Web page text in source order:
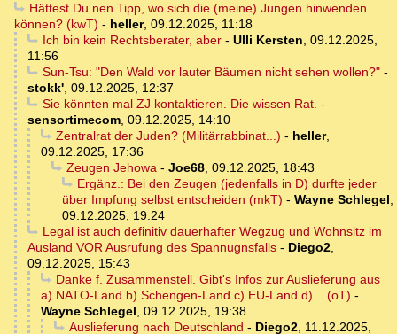
Hättest Du nen Tipp, wo sich die (meine) Jungen hinwenden
können? (kwT) - heller, 09.12.2025, 11:18
Ich bin kein Rechtsberater, aber- Ulli Kersten, 09.12.2025,
11:56
Sun-Tsu: "Den Wald vor lauter Bäumen nicht sehen wollen?"-
stokk', 09.12.2025, 12:37
Sie könnten mal ZJ kontaktieren. Die wissen Rat. -
sensortimecom, 09.12.2025, 14:10
Zentralrat der Juden? (Militärrabbinat...) - heller,
09.12.2025, 17:36
Zeugen Jehowa- Joe68, 09.12.2025, 18:43
Ergänz.: Bei den Zeugen (jedenfalls in D) durfte jeder
über Impfung selbst entscheiden (mkT) - Wayne Schlegel,
09.12.2025, 19:24
Legal ist auch definitiv dauerhafter Wegzug und Wohnsitz im
Ausland VOR Ausrufung des Spannugnsfalls - Diego2,
09.12.2025, 15:43
Danke f. Zusammenstell. Gibt's Infos zur Auslieferung aus
a) NATO-Land b) Schengen-Land c) EU-Land d)... (oT) -
Wayne Schlegel, 09.12.2025, 19:38
Auslieferung nach Deutschland - Diego2, 11.12.2025,